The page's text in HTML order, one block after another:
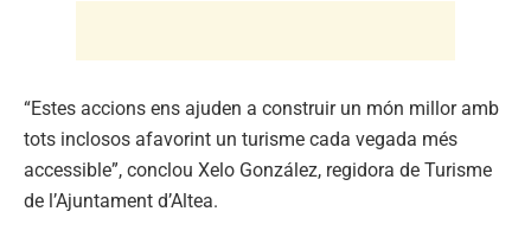
“Estes accions ens ajuden a construir un món millor amb
tots inclosos afavorint un turisme cada vegada més
accessible”, conclou Xelo González, regidora de Turisme
de l’Ajuntament d’Altea.